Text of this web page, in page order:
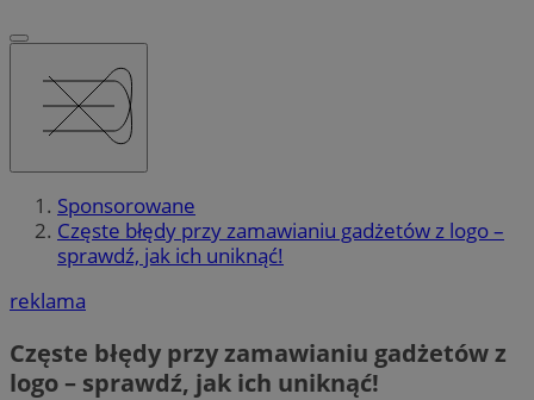
Sponsorowane
Częste błędy przy zamawianiu gadżetów z logo –
sprawdź, jak ich uniknąć!
reklama
Częste błędy przy zamawianiu gadżetów z
logo – sprawdź, jak ich uniknąć!